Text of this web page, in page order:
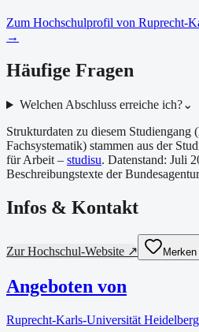
Zum Hochschulprofil von Ruprecht-
→
Häufige Fragen
Welchen Abschluss erreiche ich?⌄
Strukturdaten zu diesem Studiengang
Fachsystematik) stammen aus der
für Arbeit – studisu. Datenstand: Juli
Beschreibungstexte der
Infos & Kontakt
Zur Hochschul-Website ↗ Merken
Angeboten von
Ruprecht-Karls-Universität Heidelberg